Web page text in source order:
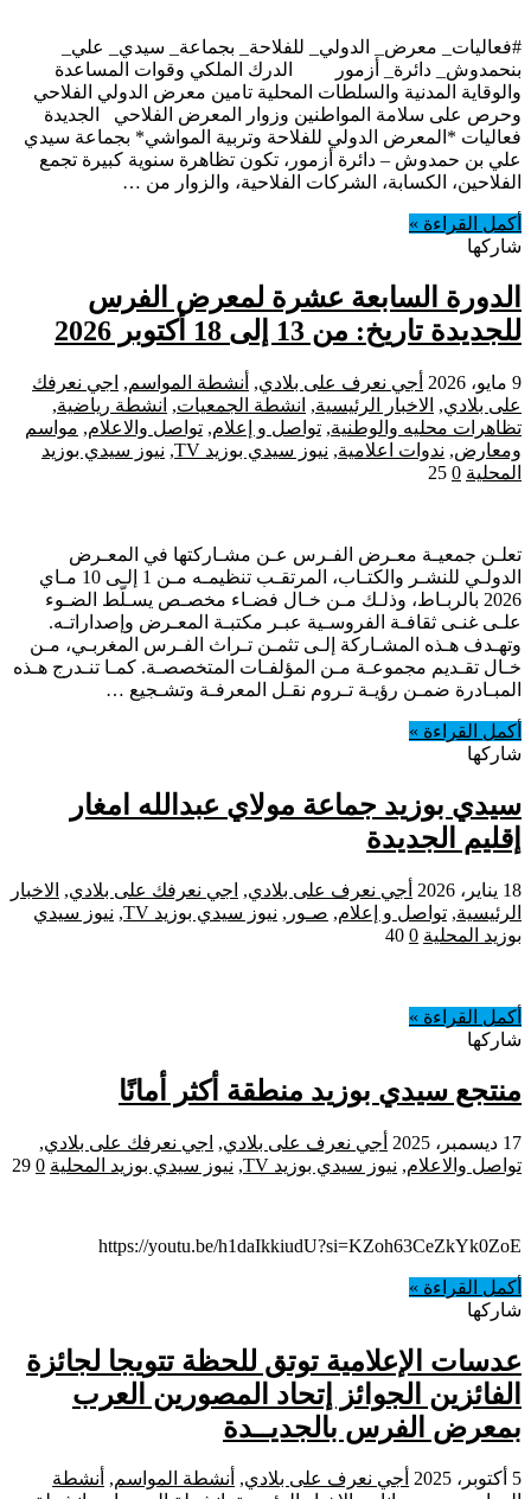
تربية
الماشية
بجماعة
سيدي
علي
بنحمدوش
دائرة
أزمور
مغلقة
#فعاليات_ معرض_ الدولي_ للفلاحة_ بجماعة_ سيدي_ علي_
بنحمدوش_ دائرة_ أزمور الدرك الملكي وقوات المساعدة
والوقاية المدنية والسلطات المحلية تامين معرض الدولي الفلاحي
وحرص على سلامة المواطنين وزوار المعرض الفلاحي الجديدة
فعاليات *المعرض الدولي للفلاحة وتربية المواشي* بجماعة سيدي
علي بن حمدوش – دائرة أزمور، تكون تظاهرة سنوية كبيرة تجمع
الفلاحين، الكسابة، الشركات الفلاحية، والزوار من …
أكمل القراءة »
شاركها
الدورة السابعة عشرة لمعرض الفرس
للجديدة تاريخ: من 13 إلى 18 أكتوبر 2026
9 مايو، 2026 أجي نعرف على بلادي, أنشطة المواسم, اجي نعرفك
على بلادي, الاخبار الرئيسية, انشطة الجمعيات, انشطة رياضية,
تظاهرات محليه والوطنية, تواصل و إعلام, تواصل والاعلام, مواسم
ومعارض, ندوات اعلامية, نيوز سيدي بوزيد TV , نيوز سيدي بوزيد
المحلية 0
25
تعلـن جمعيـة معـرض الفـرس عـن مشـاركتها في المعـرض
الدولـي للنشـر والكتـاب، المرتقـب تنظيمـه مـن 1 إلـى 10 مـاي
2026 بالربـاط، وذلـك مـن خـال فضـاء مخصـص يسـلّط الضـوء
علـى غنـى ثقافـة الفروسـية عبـر مكتبـة المعـرض وإصداراتـه.
وتهـدف هـذه المشـاركة إلـى تثمـن تـراث الفـرس المغربـي، مـن
خـال تقـديم مجموعـة مـن المؤلفـات المتخصصـة. كمـا تنـدرج هـذه
المبـادرة ضمـن رؤيـة تـروم نقـل المعرفـة وتشـجيع …
أكمل القراءة »
شاركها
سيدي بوزيد جماعة مولاي عبدالله امغار
إقليم الجديدة
18 يناير، 2026 أجي نعرف على بلادي, اجي نعرفك على بلادي, الاخبار
الرئيسية, تواصل و إعلام, صـور , نيوز سيدي بوزيد TV , نيوز سيدي
بوزيد المحلية 0
40
أكمل القراءة »
شاركها
منتجع سيدي بوزيد منطقة أكثر أمانًا
17 ديسمبر، 2025 أجي نعرف على بلادي, اجي نعرفك على بلادي,
تواصل والاعلام, نيوز سيدي بوزيد TV , نيوز سيدي بوزيد المحلية 0
29
https://youtu.be/h1daIkkiudU?si=KZoh63CeZkYk0ZoE
أكمل القراءة »
شاركها
عدسات الإعلامية توتق للحظة تتويجا لجائزة
الفائزين الجوائز إتحاد المصورين العرب
بمعرض الفرس بالجديــدة
5 أكتوبر، 2025 أجي نعرف على بلادي, أنشطة المواسم, أنشطة